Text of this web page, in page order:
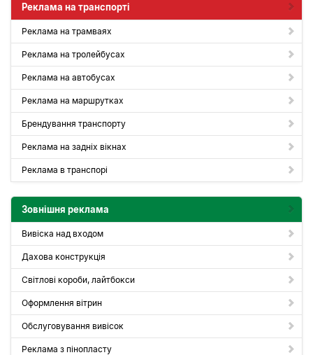
Реклама на транспорті
Реклама на трамваях
Реклама на тролейбусах
Реклама на автобусах
Реклама на маршрутках
Брендування транспорту
Реклама на задніх вікнах
Реклама в транспорі
Зовнішня реклама
Вивіска над входом
Дахова конструкція
Світлові короби, лайтбокси
Оформлення вітрин
Обслуговування вивісок
Реклама з пінопласту